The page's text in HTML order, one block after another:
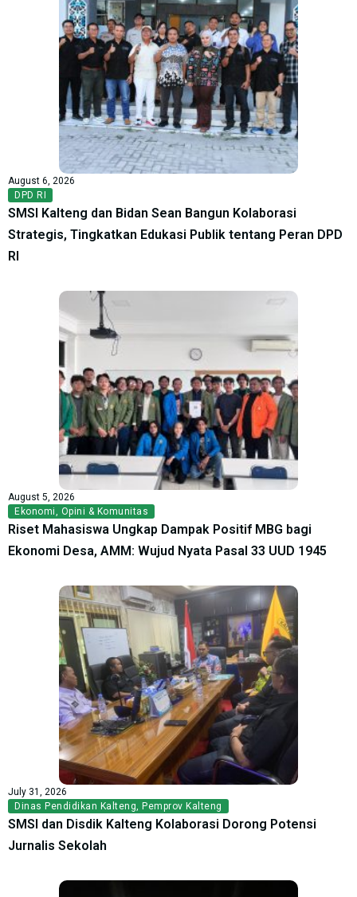
August 6, 2026
DPD RI
SMSI Kalteng dan Bidan Sean Bangun Kolaborasi
Strategis, Tingkatkan Edukasi Publik tentang Peran DPD
RI
August 5, 2026
Ekonomi, Opini & Komunitas
Riset Mahasiswa Ungkap Dampak Positif MBG bagi
Ekonomi Desa, AMM: Wujud Nyata Pasal 33 UUD 1945
July 31, 2026
Dinas Pendidikan Kalteng, Pemprov Kalteng
SMSI dan Disdik Kalteng Kolaborasi Dorong Potensi
Jurnalis Sekolah